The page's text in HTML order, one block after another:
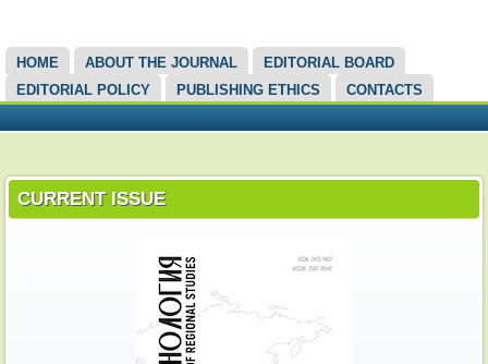
MAIN MENU
HOME ABOUT THE JOURNAL
EDITORIAL BOARD
EDITORIAL POLICY
PUBLISHING ETHICS CONTACTS
CURRENT ISSUE